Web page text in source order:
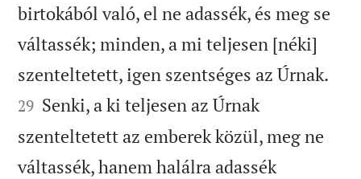
birtokából való, el ne adassék, és meg se
váltassék; minden, a mi teljesen [néki]
szenteltetett, igen szentséges az Úrnak.
29 Senki, a ki teljesen az Úrnak
szenteltetett az emberek közül, meg ne
váltassék, hanem halálra adassék